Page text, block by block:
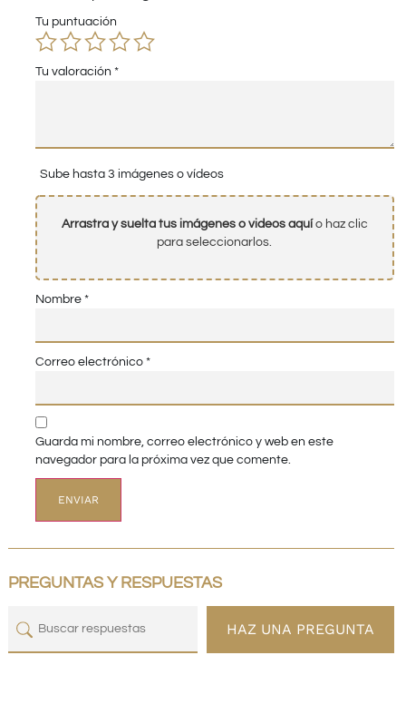
Tu puntuación
Tu valoración *
Sube hasta 3 imágenes o vídeos
Arrastra y suelta tus imágenes o videos aquío haz clic
para seleccionarlos.
Nombre *
Correo electrónico *
Guarda mi nombre, correo electrónico y web en este
navegador para la próxima vez que comente.
PREGUNTAS Y RESPUESTAS
HAZ UNA PREGUNTA